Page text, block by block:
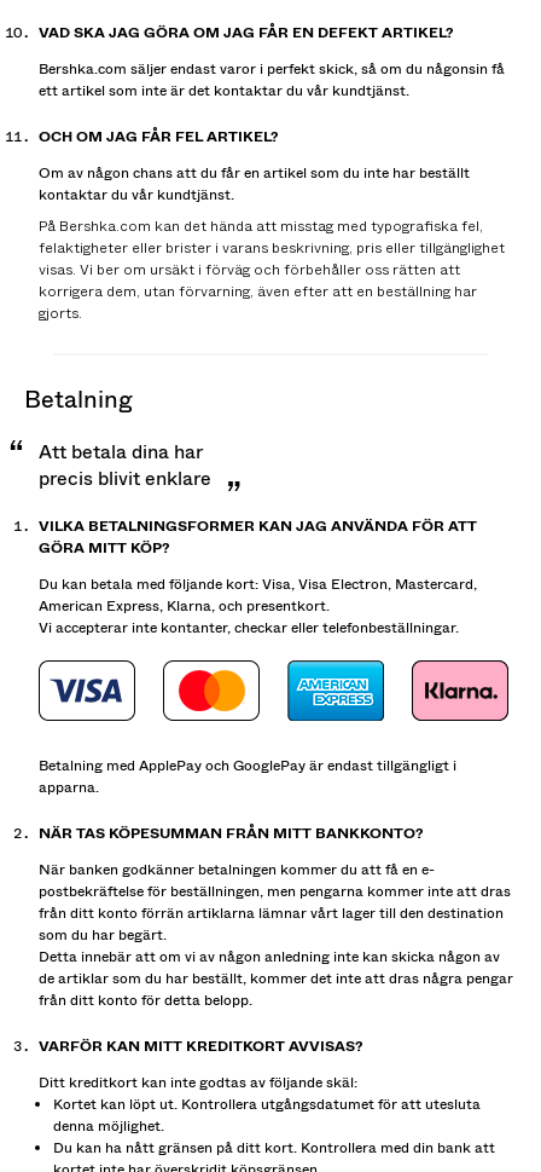
VAD SKA JAG GÖRA OM JAG FÅR EN DEFEKT ARTIKEL?
Bershka.com säljer endast varor i perfekt skick, så om du någonsin få
ett artikel som inte är det kontaktar du vår kundtjänst.
OCH OM JAG FÅR FEL ARTIKEL?
Om av någon chans att du får en artikel som du inte har beställt
kontaktar du vår kundtjänst.
På Bershka.com kan det hända att misstag med typografiska fel,
felaktigheter eller brister i varans beskrivning, pris eller tillgänglighet
visas. Vi ber om ursäkt i förväg och förbehåller oss rätten att
korrigera dem, utan förvarning, även efter att en beställning har
gjorts.
betalning
Att betala dina har
precis blivit enklare
VILKA BETALNINGSFORMER KAN JAG ANVÄNDA FÖR ATT
GÖRA MITT KÖP?
Du kan betala med följande kort: Visa, Visa Electron, Mastercard,
American Express, Klarna, och presentkort.
Vi accepterar inte kontanter, checkar eller telefonbeställningar.
Betalning med ApplePay och GooglePay är endast tillgängligt i
apparna.
NÄR TAS KÖPESUMMAN FRÅN MITT BANKKONTO?
När banken godkänner betalningen kommer du att få en e-
postbekräftelse för beställningen, men pengarna kommer inte att dras
från ditt konto förrän artiklarna lämnar vårt lager till den destination
som du har begärt.
Detta innebär att om vi av någon anledning inte kan skicka någon av
de artiklar som du har beställt, kommer det inte att dras några pengar
från ditt konto för detta belopp.
VARFÖR KAN MITT KREDITKORT AVVISAS?
Ditt kreditkort kan inte godtas av följande skäl:
Kortet kan löpt ut. Kontrollera utgångsdatumet för att utesluta
denna möjlighet.
Du kan ha nått gränsen på ditt kort. Kontrollera med din bank att